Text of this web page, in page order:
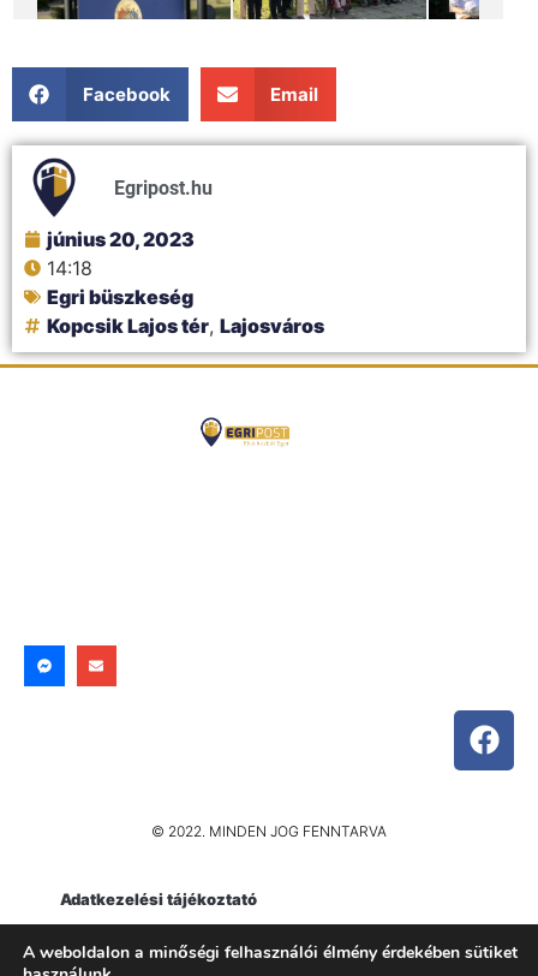
Facebook Email
Egripost.hu
június 20, 2023
14:18
Egri büszkeség
Kopcsik Lajos tér, Lajosváros
© 2022. MINDEN JOG FENNTARVA
Adatkezelési tájékoztató
Impresszum
A weboldalon a minőségi felhasználói élmény érdekében sütiket